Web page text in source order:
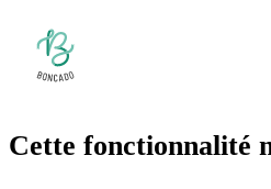
Cette fonctionnalité